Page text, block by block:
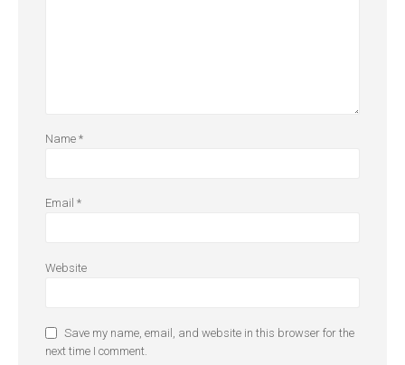
Name *
Email *
Website
Save my name, email, and website in this browser for the
next time I comment.